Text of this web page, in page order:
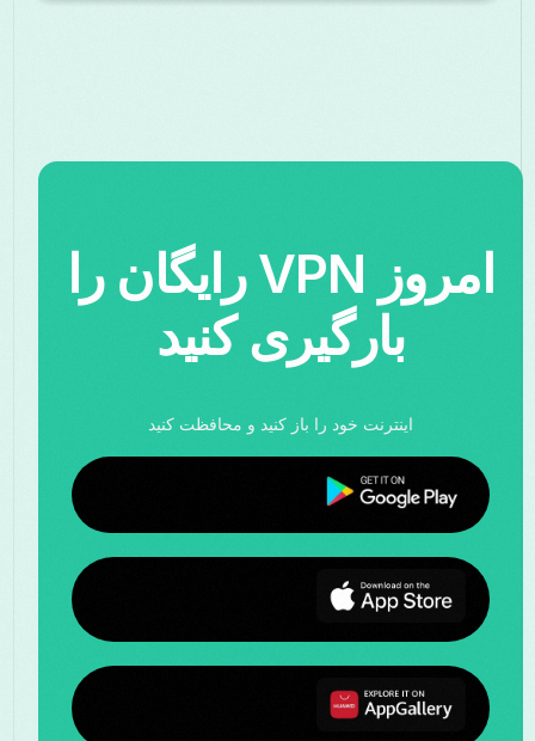
امروز VPN رایگان را
بارگیری کنید
اینترنت خود را باز کنید و محافظت کنید